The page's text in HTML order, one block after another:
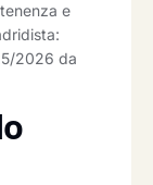
e
2026 da